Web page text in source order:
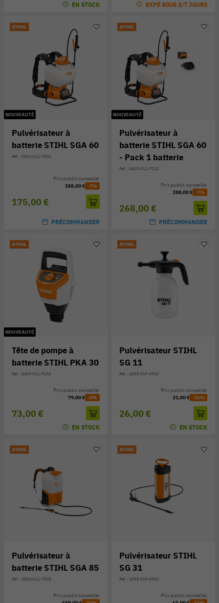
EN STOCK EXPÉ SOUS 3/7 JOURS
NOUVEAUTÉ
Pulvérisateur à
batterie STIHL SGA 60
Réf. : SA10-011-7000
175,00 €
Prix public conseillé:
188,00 € -7%
PRÉCOMMANDER
NOUVEAUTÉ
Pulvérisateur à
batterie STIHL SGA 60
- Pack 1 batterie
Réf. : SA10-011-7010
268,00 €
Prix public conseillé:
288,00 € -7%
PRÉCOMMANDER
NOUVEAUTÉ
Tête de pompe à
batterie STIHL PKA 30
Réf. : SA09-011-9100
73,00 €
Prix public conseillé:
79,00 € -8%
EN STOCK
Pulvérisateur STIHL
SG 11
Réf. : 4255-019-4910
26,00 €
Prix public conseillé:
31,00 € -16%
EN STOCK
Pulvérisateur à
batterie STIHL SGA 85
Réf. : 4854-011-7005
Prix public conseillé:
Pulvérisateur STIHL
SG 31
Réf. : 4255-019-4930
Prix public conseillé: